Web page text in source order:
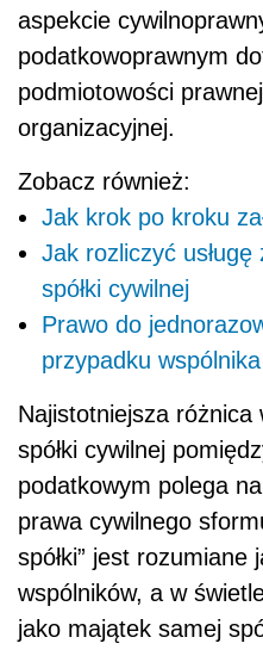
aspekcie
podatkowoprawnym
podmiotowości
organizacyjnej.
Zobacz również:
Jak krok po kroku
Jak rozliczyć
spółki cywilnej
Prawo do
przypadku
Najistotniejsza
spółki cywilnej
podatkowym polega
prawa cywilnego
spółki” jest
wspólników, a w
jako majątek samej